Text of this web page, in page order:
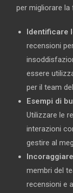
per migliorare
Identificare
recensioni
essere
per il team
Esempi di
Utilizzare le
interazioni
gestire al
membri del
recensioni e